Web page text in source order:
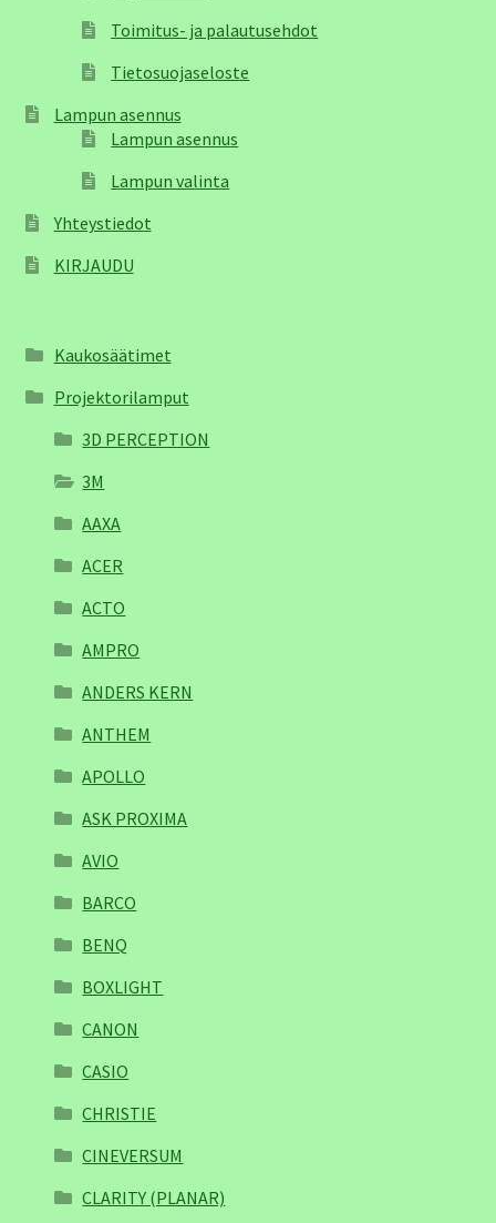
Toimitus- ja palautusehdot
Tietosuojaseloste
Lampun asennus
Lampun asennus
Lampun valinta
Yhteystiedot
KIRJAUDU
Kaukosäätimet
Projektorilamput
3D PERCEPTION
3M
AAXA
ACER
ACTO
AMPRO
ANDERS KERN
ANTHEM
APOLLO
ASK PROXIMA
AVIO
BARCO
BENQ
BOXLIGHT
CANON
CASIO
CHRISTIE
CINEVERSUM
CLARITY (PLANAR)